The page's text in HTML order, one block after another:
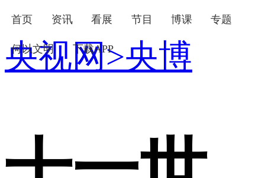
首页 资讯 看展 节目 博课 专题
何以文明 下载APP
下次自动登录
使用合作网站账号登录
央视网>央博